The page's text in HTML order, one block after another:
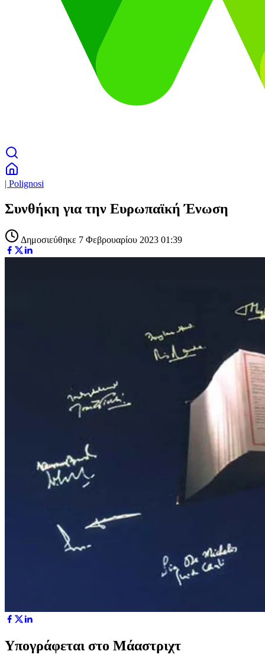
| Polignosi
Συνθήκη για την Ευρωπαϊκή Ένωση
Δημοσιεύθηκε 7 Φεβρουαρίου 2023 01:39
Υπογράφεται στο Μάαστριχτ